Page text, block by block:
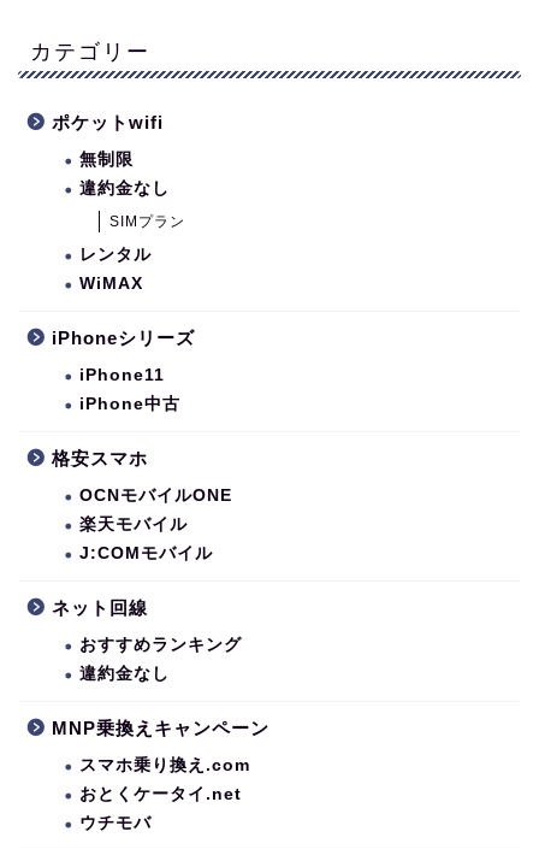
カテゴリー
ポケットwifi
無制限
違約金なし
SIMプラン
レンタル
WiMAX
iPhoneシリーズ
iPhone11
iPhone中古
格安スマホ
OCNモバイルONE
楽天モバイル
J:COMモバイル
ネット回線
おすすめランキング
違約金なし
MNP乗換えキャンペーン
スマホ乗り換え.com
おとくケータイ.net
ウチモバ